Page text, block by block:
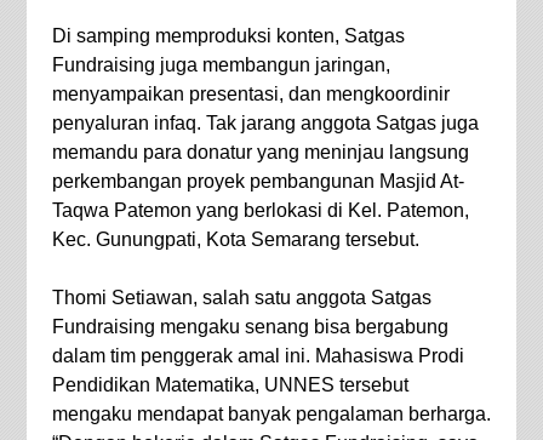
Di samping memproduksi konten, Satgas
Fundraising juga membangun jaringan,
menyampaikan presentasi, dan mengkoordinir
penyaluran infaq. Tak jarang anggota Satgas juga
memandu para donatur yang meninjau langsung
perkembangan proyek pembangunan Masjid At-
Taqwa Patemon yang berlokasi di Kel. Patemon,
Kec. Gunungpati, Kota Semarang tersebut.
Thomi Setiawan, salah satu anggota Satgas
Fundraising mengaku senang bisa bergabung
dalam tim penggerak amal ini. Mahasiswa Prodi
Pendidikan Matematika, UNNES tersebut
mengaku mendapat banyak pengalaman berharga.